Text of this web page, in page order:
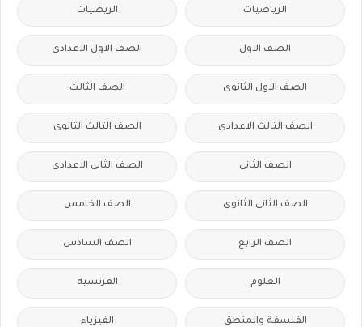
الرياضيات الريضيات
الصف الاول الصف الاول الاعدادى
الصف الاول الثانوى الصف الثالث
الصف الثالث الاعدادى الصف الثالث الثانوى
الصف الثانى الصف الثانى الاعدادى
الصف الثانى الثانوى الصف الخامس
الصف الرابع الصف السادس
العلوم الفرنسيه
الفلسفة والمنطق الفيزياء